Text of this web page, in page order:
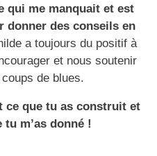
qui me manquait et est
donner des conseils en
a toujours du positif à
et nous soutenir
de blues.
ce que tu as construit et
m’as donné !